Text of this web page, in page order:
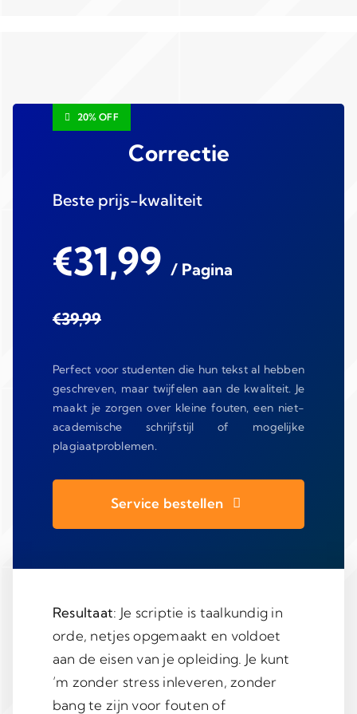
20% OFF
Correctie
Beste prijs-kwaliteit
€31,99 / Pagina
€39,99
Perfect voor studenten die hun tekst al hebben
geschreven, maar twijfelen aan de kwaliteit. Je
maakt je zorgen over kleine fouten, een niet-
academische schrijfstijl of mogelijke
plagiaatproblemen.
Service bestellen
Resultaat: Je scriptie is taalkundig in
orde, netjes opgemaakt en voldoet
aan de eisen van je opleiding. Je kunt
’m zonder stress inleveren, zonder
bang te zijn voor fouten of